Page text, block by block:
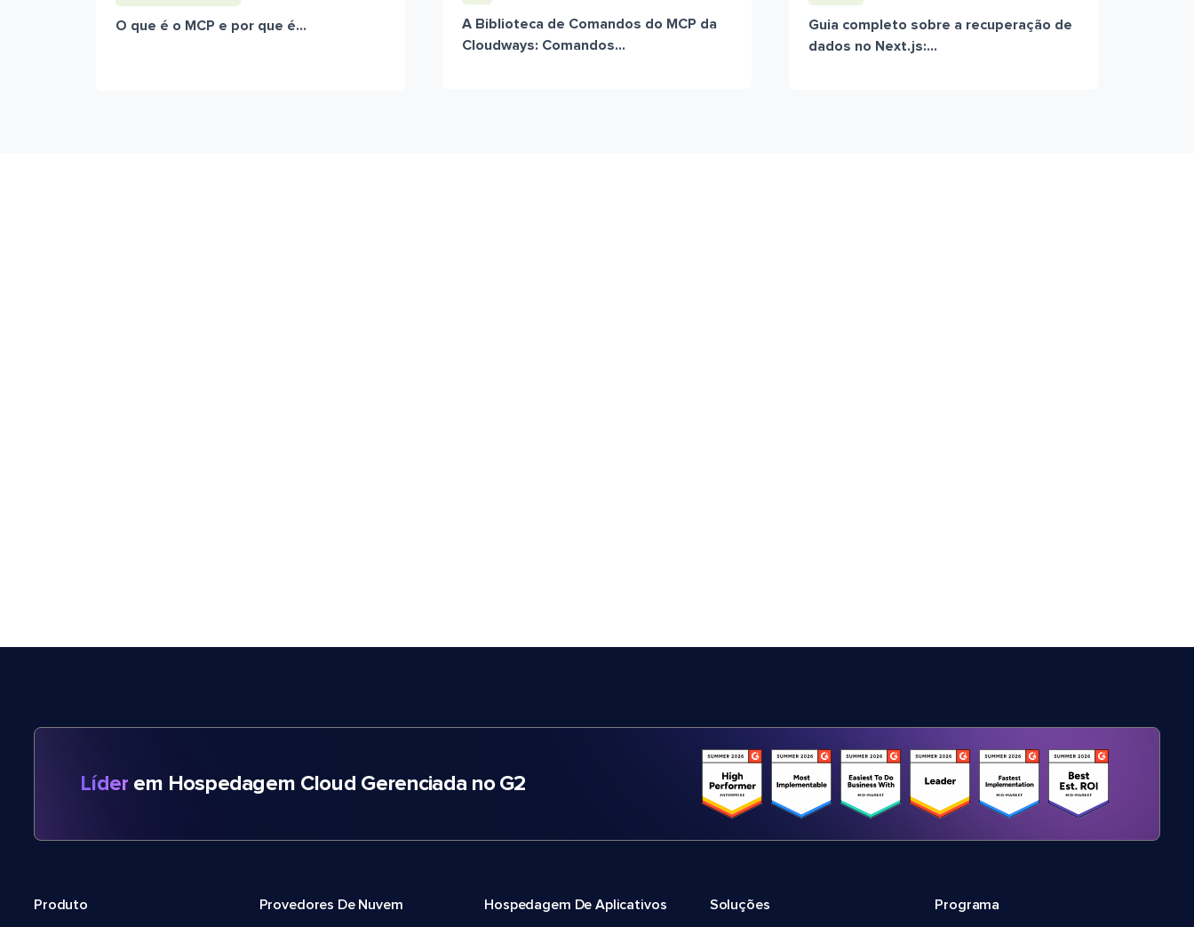
O que é o MCP e por que é...
A Biblioteca de Comandos do MCP da
Cloudways: Comandos...
Guia completo sobre a recuperação de
dados no Next.js:...
Líder em Hospedagem Cloud Gerenciada no G2
Produto Provedores De Nuvem Hospedagem De Aplicativos Soluções Programa